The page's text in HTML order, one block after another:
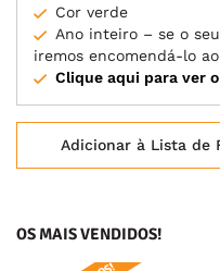
Cor verde
Ano inteiro – se o
iremos encomendá-lo
Clique aqui para ver
Adicionar à Lista de
OS MAIS VENDIDOS!